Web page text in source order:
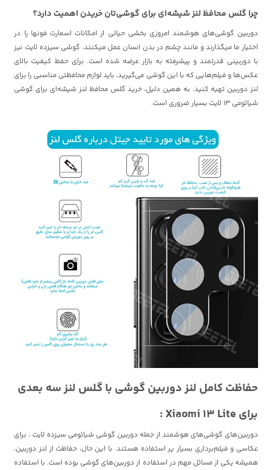
چرا گلس محافظ لنز شیشه‌ای برای گوشی‌تان خریدن اهمیت دارد؟
دوربین گوشی‌های هوشمند امروزی بخشی حیاتی از امکانات اسمارت فونها را در
اختیار ما میگذارند و مانند چشم در بدن انسان عمل میکنند. گوشی سیزده لایت نیز
با دوربینی قدرتمند و پیشرفته به بازار عرضه شده است. برای حفظ کیفیت بالای
عکس‌ها و فیلم‌هایی که با این گوشی می‌گیرید، باید لوازم محافظتی مناسبی را برای
لنز دوربین تهیه کنید. به همین دلیل، خرید گلس محافظ لنز شیشه‌ای برای گوشی
شیائومی 13 لایت بسیار ضروری است.
حفاظت کامل لنز دوربین گوشی با گلس لنز سه بعدی
برای Xiaomi 13 Lite
:
دوربین‌های گوشی‌های هوشمند از جمله دوربین گوشی شیائومی سیزده لایت ، برای
عکاسی و فیلم‌برداری بسیار پر استفاده هستند. با این حال، حفاظت از لنز دوربین،
همیشه یکی از مسائل مهم در استفاده از دوربین‌های گوشی بوده است. با استفاده